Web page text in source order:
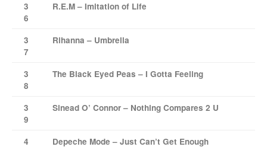
3
6
R.E.M – Imitation of Life
3
7
Rihanna – Umbrella
3
8
The Black Eyed Peas – I Gotta Feeling
3
9
Sinead O’ Connor – Nothing Compares 2 U
4
Depeche Mode – Just Can’t Get Enough